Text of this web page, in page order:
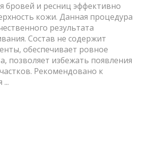
бровей и ресниц эффективно
кожи. Данная процедура
результата
Состав не содержит
обеспечивает ровное
позволяет избежать появления
Рекомендовано к